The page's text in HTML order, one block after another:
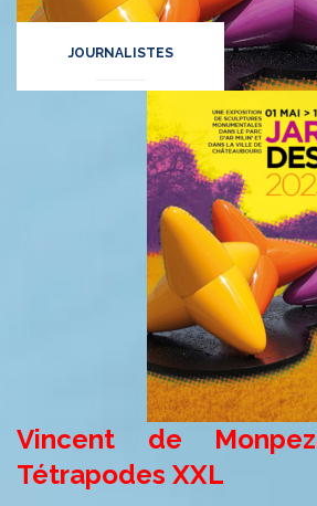
JOURNALISTES
Vincent de
Tétrapodes XXL